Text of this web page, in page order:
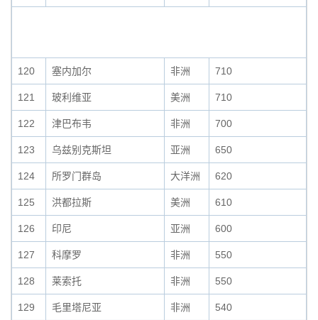
120 塞内加尔 非洲 710
121 玻利维亚 美洲 710
122 津巴布韦 非洲 700
123 乌兹别克斯坦 亚洲 650
124 所罗门群岛 大洋洲 620
125 洪都拉斯 美洲 610
126 印尼 亚洲 600
127 科摩罗 非洲 550
128 莱索托 非洲 550
129 毛里塔尼亚 非洲 540